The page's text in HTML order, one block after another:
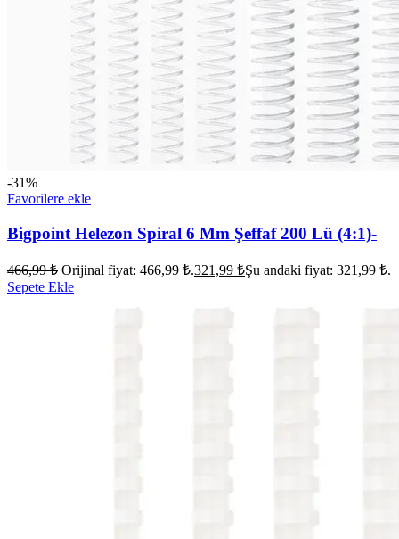
-31%
Favorilere ekle
Bigpoint Helezon Spiral 6 Mm Şeffaf 200 Lü (4:1)-
466,99₺ Orijinal fiyat: 466,99 ₺.321,99 ₺Şu andaki fiyat: 321,99 ₺.
Sepete Ekle